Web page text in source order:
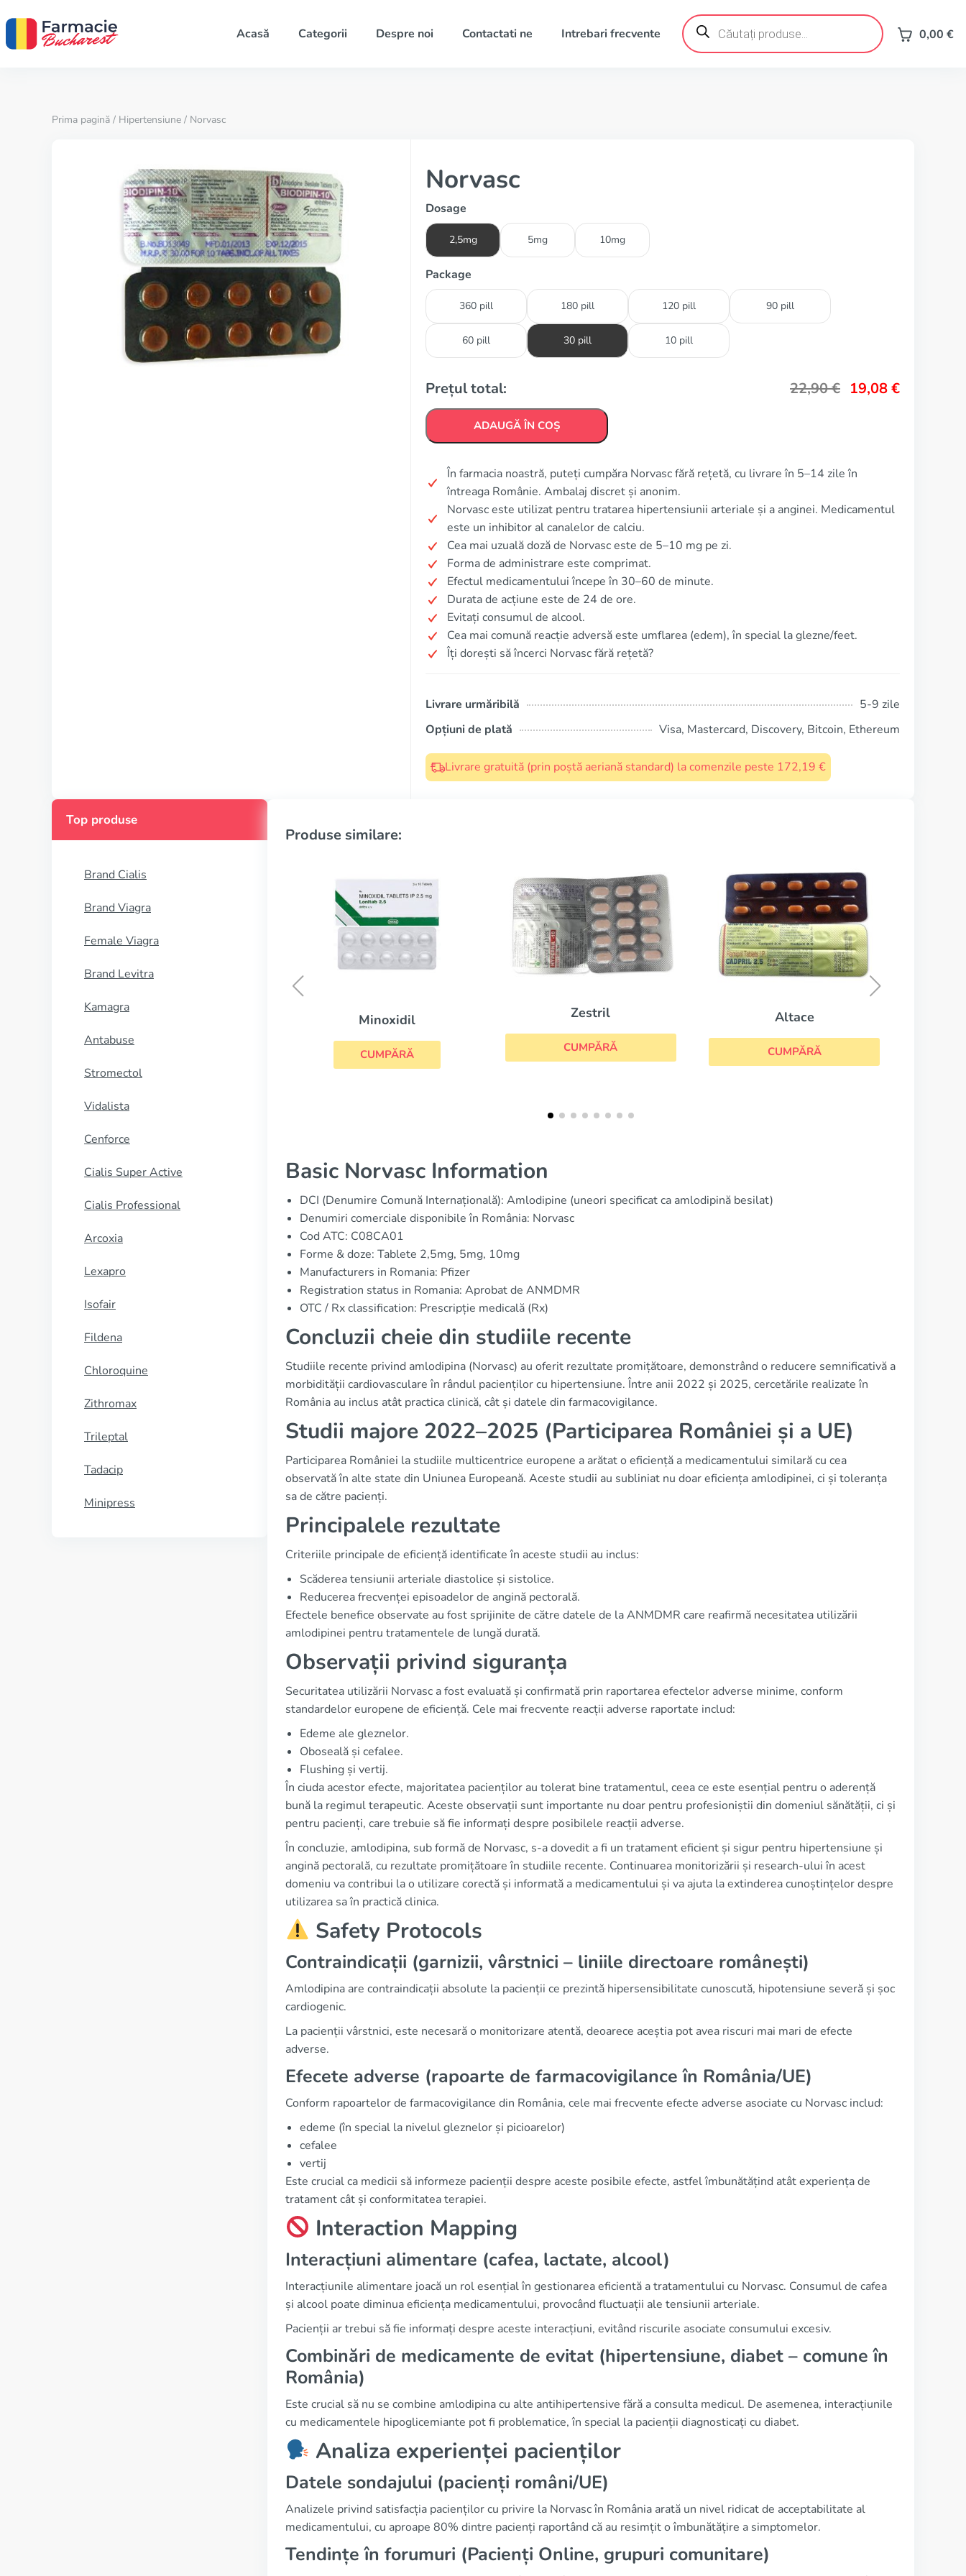
Acasă Categorii Despre noi Contactati ne Intrebari frecvente
Products
search 0,00 €
Prima pagină / Hipertensiune / Norvasc
Norvasc
Dosage
2,5mg 5mg 10mg
Package
360 pill 180 pill 120 pill 90 pill
60 pill 30 pill 10 pill
Prețul total: 22,90€ 19,08€
ADAUGĂ ÎN COȘ
În farmacia noastră, puteți cumpăra Norvasc fără rețetă, cu livrare în 5–14 zile în
întreaga Românie. Ambalaj discret și anonim.
Norvasc este utilizat pentru tratarea hipertensiunii arteriale și a anginei. Medicamentul
este un inhibitor al canalelor de calciu.
Cea mai uzuală doză de Norvasc este de 5–10 mg pe zi.
Forma de administrare este comprimat.
Efectul medicamentului începe în 30–60 de minute.
Durata de acțiune este de 24 de ore.
Evitați consumul de alcool.
Cea mai comună reacție adversă este umflarea (edem), în special la glezne/feet.
Îți dorești să încerci Norvasc fără rețetă?
Livrare urmăribilă
5-9 zile
Opțiuni de plată
Visa, Mastercard, Discovery, Bitcoin, Ethereum
Livrare gratuită (prin poștă aeriană standard) la comenzile peste 172,19 €
Top produse
Brand Cialis
Brand Viagra
Female Viagra
Brand Levitra
Kamagra
Antabuse
Stromectol
Vidalista
Cenforce
Cialis Super Active
Cialis Professional
Arcoxia
Lexapro
Isofair
Fildena
Chloroquine
Zithromax
Trileptal
Tadacip
Minipress
Produse similare:
Cozaar
CUMPĂRĂ
Basic Norvasc Information
DCI (Denumire Comună Internațională): Amlodipine (uneori specificat ca amlodipină besilat)
Denumiri comerciale disponibile în România: Norvasc
Cod ATC: C08CA01
Forme & doze: Tablete 2,5mg, 5mg, 10mg
Manufacturers in Romania: Pfizer
Registration status in Romania: Aprobat de ANMDMR
OTC / Rx classification: Prescripție medicală (Rx)
Concluzii cheie din studiile recente
Studiile recente privind amlodipina (Norvasc) au oferit rezultate promițătoare, demonstrând o reducere semnificativă a
morbidității cardiovasculare în rândul pacienților cu hipertensiune. Între anii 2022 și 2025, cercetările realizate în
România au inclus atât practica clinică, cât și datele din farmacovigilance.
Studii majore 2022–2025 (Participarea României și a UE)
Participarea României la studiile multicentrice europene a arătat o eficiență a medicamentului similară cu cea
observată în alte state din Uniunea Europeană. Aceste studii au subliniat nu doar eficiența amlodipinei, ci și toleranța
sa de către pacienți.
Principalele rezultate
Criteriile principale de eficiență identificate în aceste studii au inclus:
Scăderea tensiunii arteriale diastolice și sistolice.
Reducerea frecvenței episoadelor de angină pectorală.
Efectele benefice observate au fost sprijinite de către datele de la ANMDMR care reafirmă necesitatea utilizării
amlodipinei pentru tratamentele de lungă durată.
Observații privind siguranța
Securitatea utilizării Norvasc a fost evaluată și confirmată prin raportarea efectelor adverse minime, conform
standardelor europene de eficiență. Cele mai frecvente reacții adverse raportate includ:
Edeme ale gleznelor.
Oboseală și cefalee.
Flushing și vertij.
În ciuda acestor efecte, majoritatea pacienților au tolerat bine tratamentul, ceea ce este esențial pentru o aderență
bună la regimul terapeutic. Aceste observații sunt importante nu doar pentru profesioniștii din domeniul sănătății, ci și
pentru pacienți, care trebuie să fie informați despre posibilele reacții adverse.
În concluzie, amlodipina, sub formă de Norvasc, s-a dovedit a fi un tratament eficient și sigur pentru hipertensiune și
angină pectorală, cu rezultate promițătoare în studiile recente. Continuarea monitorizării și research-ului în acest
domeniu va contribui la o utilizare corectă și informată a medicamentului și va ajuta la extinderea cunoștințelor despre
utilizarea sa în practică clinica.
Safety Protocols
Contraindicații (garnizii, vârstnici – liniile directoare românești)
Amlodipina are contraindicații absolute la pacienții ce prezintă hipersensibilitate cunoscută, hipotensiune severă și șoc
cardiogenic.
La pacienții vârstnici, este necesară o monitorizare atentă, deoarece aceștia pot avea riscuri mai mari de efecte
adverse.
Efecete adverse (rapoarte de farmacovigilance în România/UE)
Conform rapoartelor de farmacovigilance din România, cele mai frecvente efecte adverse asociate cu Norvasc includ:
edeme (în special la nivelul gleznelor și picioarelor)
cefalee
vertij
Este crucial ca medicii să informeze pacienții despre aceste posibile efecte, astfel îmbunătățind atât experiența de
tratament cât și conformitatea terapiei.
Interaction Mapping
Interacțiuni alimentare (cafea, lactate, alcool)
Interacțiunile alimentare joacă un rol esențial în gestionarea eficientă a tratamentului cu Norvasc. Consumul de cafea
și alcool poate diminua eficiența medicamentului, provocând fluctuații ale tensiunii arteriale.
Pacienții ar trebui să fie informați despre aceste interacțiuni, evitând riscurile asociate consumului excesiv.
Combinări de medicamente de evitat (hipertensiune, diabet – comune în
România)
Este crucial să nu se combine amlodipina cu alte antihipertensive fără a consulta medicul. De asemenea, interacțiunile
cu medicamentele hipoglicemiante pot fi problematice, în special la pacienții diagnosticați cu diabet.
Analiza experienței pacienților
Datele sondajului (pacienți români/UE)
Analizele privind satisfacția pacienților cu privire la Norvasc în România arată un nivel ridicat de acceptabilitate al
medicamentului, cu aproape 80% dintre pacienți raportând că au resimțit o îmbunătățire a simptomelor.
Tendințe în forumuri (Pacienți Online, grupuri comunitare)